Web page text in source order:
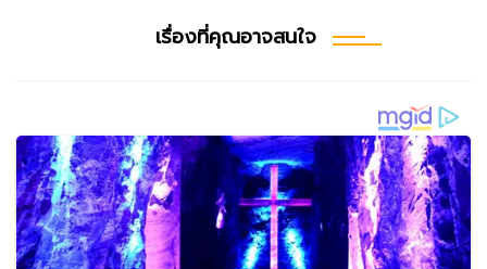
เรื่องที่คุณอาจสนใจ